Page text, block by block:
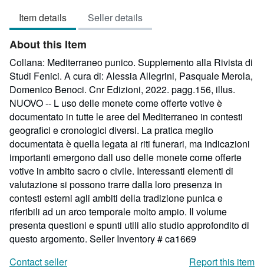
out
of
5
stars
Item details Seller details
About this Item
Collana: Mediterraneo punico. Supplemento alla Rivista di
Studi Fenici. A cura di: Alessia Allegrini, Pasquale Merola,
Domenico Benoci. Cnr Edizioni, 2022. pagg.156, illus.
NUOVO -- L uso delle monete come offerte votive è
documentato in tutte le aree del Mediterraneo in contesti
geografici e cronologici diversi. La pratica meglio
documentata è quella legata ai riti funerari, ma indicazioni
importanti emergono dall uso delle monete come offerte
votive in ambito sacro o civile. Interessanti elementi di
valutazione si possono trarre dalla loro presenza in
contesti esterni agli ambiti della tradizione punica e
riferibili ad un arco temporale molto ampio. Il volume
presenta questioni e spunti utili allo studio approfondito di
questo argomento. Seller Inventory # ca1669
Contact seller
Report this item